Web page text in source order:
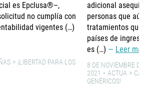
es Epclusa®–,
no cumplía con
vigentes (…)
¡LIBERTAD PARA LOS
adicional
personas que
tratamientos que
países de
es (…)
Leer más
8 DE NOVIEMBRE DE
2021
ACTUA
GENÉRICOS!